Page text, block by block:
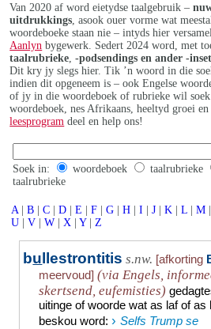
Van 2020 af word eietydse taalgebruik –
uitdrukkings , asook ouer vorme wat
woordeboeke staan nie – intyds hier
Aanlyn bygewerk. Sedert 2024 word, met
taalrubrieke ,-podsendings en ander -
Dit kry jy slegs hier. Tik ’n woord in die
indien dit opgeneem is – ook Engelse
of jy in die woordeboek of rubrieke wil
woordeboek, nes Afrikaans, heeltyd groei en
leesprogram deel en help ons!
Soek in: woordeboek taalrubrieke
taalrubrieke
A | B | C | D | E | F | G | H | I | J | K | L | M |
U | V | W | X | Y | Z
bullestrontitis s.nw. [afkorting
meervoud] (via Engels,
skertsend, eufemisties)
uitinge of woorde wat as laf of as
beskou word:› Selfs Trump se